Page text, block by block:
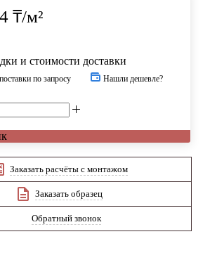
₸/м²
и стоимости доставки
по запросу Нашли дешевле?
Заказать расчёты с монтажом
Заказать образец
Обратный звонок